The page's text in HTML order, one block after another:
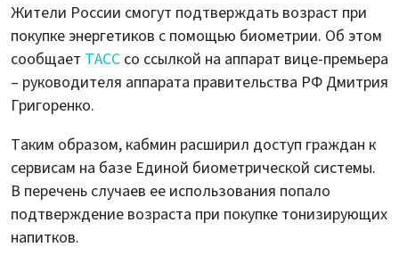
Жители России смогут подтверждать возраст при
покупке энергетиков с помощью биометрии. Об этом
сообщает ТАСС со ссылкой на аппарат вице-премьера
– руководителя аппарата правительства РФ Дмитрия
Григоренко.
Таким образом, кабмин расширил доступ граждан к
сервисам на базе Единой биометрической системы.
В перечень случаев ее использования попало
подтверждение возраста при покупке тонизирующих
напитков.